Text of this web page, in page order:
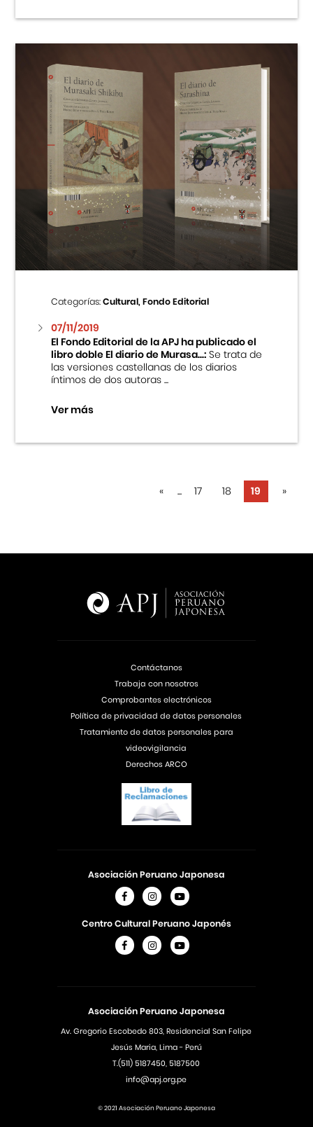
Categorías:Cultural, Fondo Editorial
07/11/2019
El Fondo Editorial de la APJ ha publicado el
libro doble El diario de Murasa...:Se trata de
las versiones castellanas de los diarios
íntimos de dos autoras ...
Ver más
« ... 17 18 19 »
Asociación Peruano Japonesa
Av. Gregorio Escobedo 803, Residencial San Felipe
Jesús Maria, Lima - Perú
T.(511) 5187450, 5187500
info@apj.org.pe
Asociación Peruano Japonesa
Centro Cultural Peruano Japonés
Contáctanos
Trabaja con nosotros
Comprobantes electrónicos
Política de privacidad de datos personales
Tratamiento de datos personales para
videovigilancia
Derechos ARCO
© 2021 Asociación Peruano Japonesa